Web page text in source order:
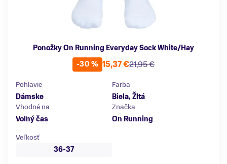
Ponožky On Running Everyday Sock White/Hay
-30 %
21,95 €
15,37 €
Pohlavie
Dámske
Farba
Biela, Žltá
Vhodné na
Voľný čas
Značka
On Running
Veľkosť
36-37